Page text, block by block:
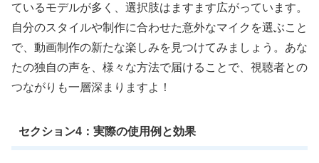
ているモデルが多く、選択肢はますます広がっています。
自分のスタイルや制作に合わせた意外なマイクを選ぶこと
で、動画制作の新たな楽しみを見つけてみましょう。あな
たの独自の声を、様々な方法で届けることで、視聴者との
つながりも一層深まりますよ！
セクション4：実際の使用例と効果